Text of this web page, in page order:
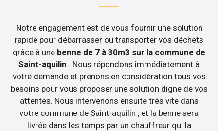
Notre engagement est de vous fournir une solution
rapide pour débarrasser ou transporter vos déchets
grâce à une benne de 7 à 30m3 sur la commune de
Saint-aquilin . Nous répondons immédiatement à
votre demande et prenons en considération tous vos
besoins pour vous proposer une solution digne de vos
attentes. Nous intervenons ensuite très vite dans
votre commune de Saint-aquilin , et la benne sera
livrée dans les temps par un chauffreur qui la